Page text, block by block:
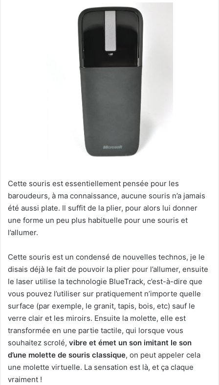
Cette souris est essentiellement pensée pour les
baroudeurs, à ma connaissance, aucune souris n’a jamais
été aussi plate. Il suffit de la plier, pour alors lui donner
une forme un peu plus habituelle pour une souris et
l’allumer.
Cette souris est un condensé de nouvelles technos, je le
disais déjà le fait de pouvoir la plier pour l’allumer, ensuite
le laser utilise la technologie BlueTrack, c’est-à-dire que
vous pouvez l’utiliser sur pratiquement n’importe quelle
surface (par exemple, le granit, tapis, bois, etc) sauf le
verre clair et les miroirs. Ensuite la molette, elle est
transformée en une partie tactile, qui lorsque vous
souhaitez scrolé, vibre et émet un son imitant le son
d’une molette de souris classique, on peut appeler cela
une molette virtuelle. La sensation est là, et ça claque
vraiment !